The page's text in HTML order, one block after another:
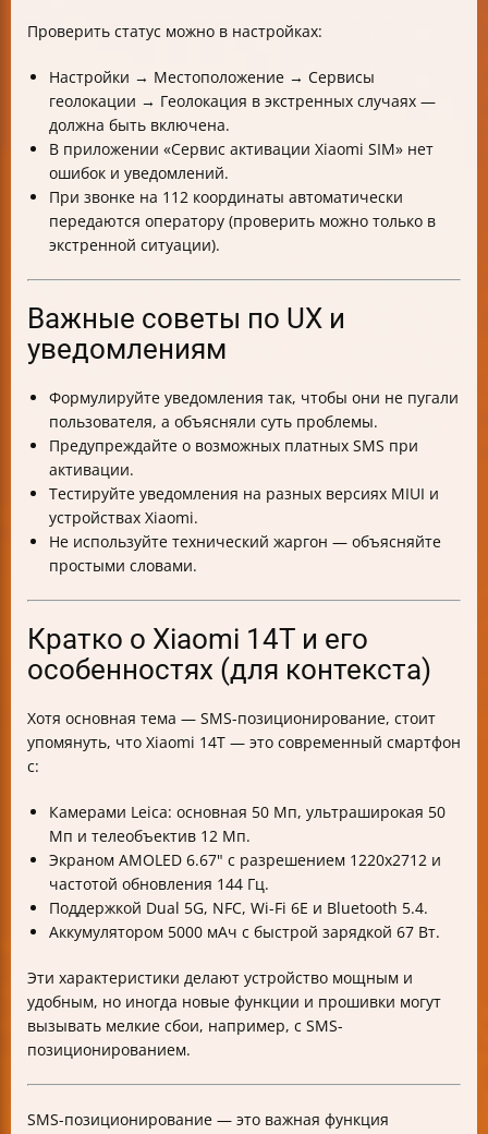
Проверить статус можно в настройках:
Настройки → Местоположение → Сервисы
геолокации → Геолокация в экстренных случаях —
должна быть включена.
В приложении «Сервис активации Xiaomi SIM» нет
ошибок и уведомлений.
При звонке на 112 координаты автоматически
передаются оператору (проверить можно только в
экстренной ситуации).
Важные советы по UX и
уведомлениям
Формулируйте уведомления так, чтобы они не пугали
пользователя, а объясняли суть проблемы.
Предупреждайте о возможных платных SMS при
активации.
Тестируйте уведомления на разных версиях MIUI и
устройствах Xiaomi.
Не используйте технический жаргон — объясняйте
простыми словами.
Кратко о Xiaomi 14T и его
особенностях (для контекста)
Хотя основная тема — SMS-позиционирование, стоит
упомянуть, что Xiaomi 14T — это современный смартфон
с:
Камерами Leica: основная 50 Мп, ультраширокая 50
Мп и телеобъектив 12 Мп.
Экраном AMOLED 6.67" с разрешением 1220x2712 и
частотой обновления 144 Гц.
Поддержкой Dual 5G, NFC, Wi-Fi 6E и Bluetooth 5.4.
Аккумулятором 5000 мАч с быстрой зарядкой 67 Вт.
Эти характеристики делают устройство мощным и
удобным, но иногда новые функции и прошивки могут
вызывать мелкие сбои, например, с SMS-
позиционированием.
SMS-позиционирование — это важная функция